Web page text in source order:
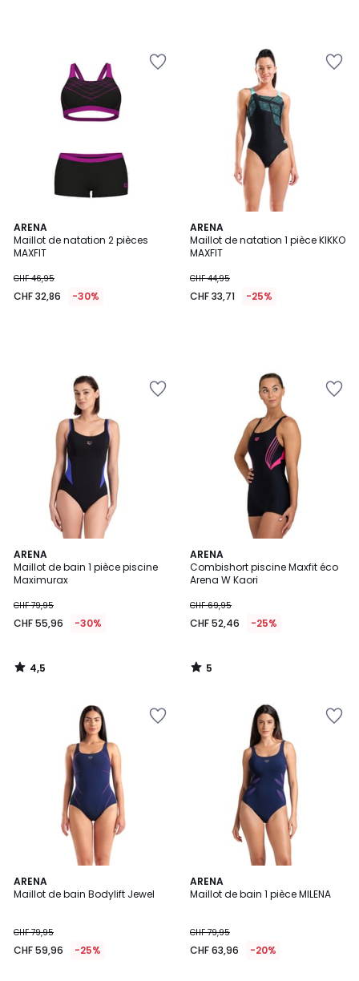
ARENA
Maillot de natation 2 pièces
MAXFIT
CHF 46,95
CHF 32,86 -30%
ARENA
Maillot de natation 1 pièce KIKKO
MAXFIT
CHF 44,95
CHF 33,71 -25%
ARENA
Maillot de bain 1 pièce piscine
Maximurax
CHF 79,95
CHF 55,96 -30%
4,5
/ 5
4,5
/
ARENA
Combishort piscine Maxfit éco
Arena W Kaori
CHF 69,95
CHF 52,46 -25%
5
/
5
5
/
ARENA
Maillot de bain Bodylift Jewel
CHF 79,95
CHF 59,96 -25%
4,7
/ 5
ARENA
Maillot de bain 1 pièce MILENA
CHF 79,95
CHF 63,96 -20%
5
/